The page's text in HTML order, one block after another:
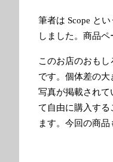
筆者は Scope と
しました。商品ペ
このお店のおもし
です。個体差の
写真が掲載されて
て自由に購入する
ます。今回の商品